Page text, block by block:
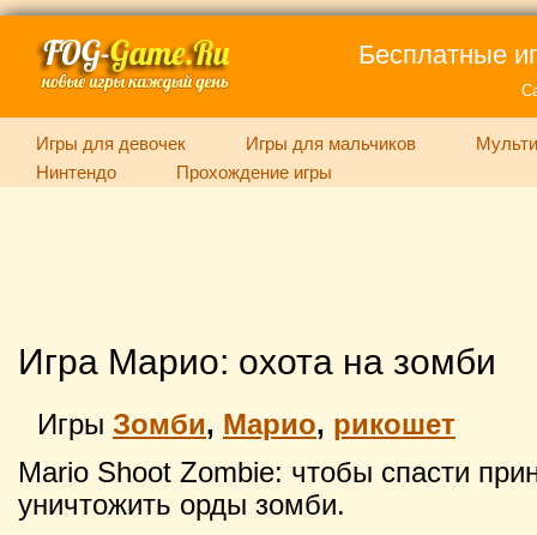
Бесплатные
Игры для девочек Игры для мальчиков
Нинтендо
Прохождение игры
Игра Марио: охота на зомби
Игры Зомби, Марио, рикошет
Mario Shoot Zombie: чтобы спасти
уничтожить орды зомби.